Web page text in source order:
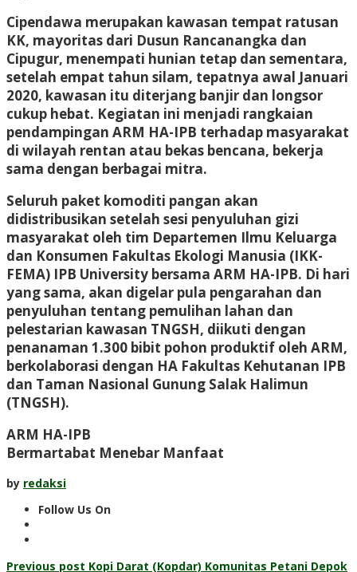
Cipendawa merupakan kawasan tempat ratusan
KK, mayoritas dari Dusun Rancanangka dan
Cipugur, menempati hunian tetap dan sementara,
setelah empat tahun silam, tepatnya awal Januari
2020, kawasan itu diterjang banjir dan longsor
cukup hebat. Kegiatan ini menjadi rangkaian
pendampingan ARM HA-IPB terhadap masyarakat
di wilayah rentan atau bekas bencana, bekerja
sama dengan berbagai mitra.
Seluruh paket komoditi pangan akan
didistribusikan setelah sesi penyuluhan gizi
masyarakat oleh tim Departemen Ilmu Keluarga
dan Konsumen Fakultas Ekologi Manusia (IKK-
FEMA) IPB University bersama ARM HA-IPB. Di hari
yang sama, akan digelar pula pengarahan dan
penyuluhan tentang pemulihan lahan dan
pelestarian kawasan TNGSH, diikuti dengan
penanaman 1.300 bibit pohon produktif oleh ARM,
berkolaborasi dengan HA Fakultas Kehutanan IPB
dan Taman Nasional Gunung Salak Halimun
(TNGSH).
ARM HA-IPB
Bermartabat Menebar Manfaat
by redaksi
Follow Us On
Previous post Kopi Darat (Kopdar) Komunitas Petani Depok